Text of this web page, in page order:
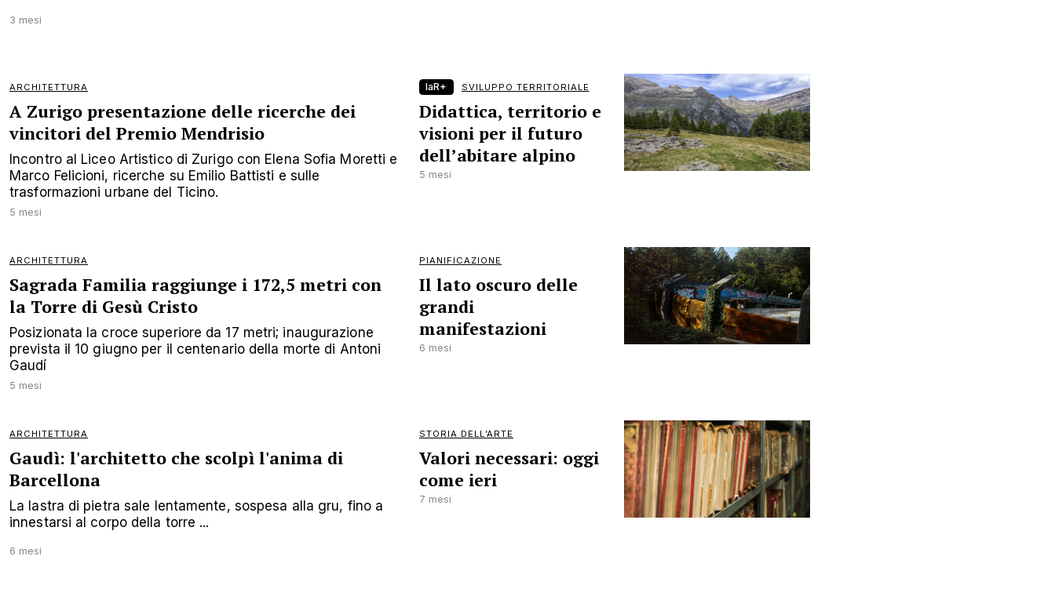
3 mesi
ARCHITETTURA
A Zurigo presentazione delle ricerche dei
vincitori del Premio Mendrisio
Incontro al Liceo Artistico di Zurigo con Elena Sofia Moretti e
Marco Felicioni, ricerche su Emilio Battisti e sulle
trasformazioni urbane del Ticino.
5 mesi
laR+ SVILUPPO TERRITORIALE
Didattica, territorio e
visioni per il futuro
dell’abitare alpino
5 mesi
ARCHITETTURA
Sagrada Familia raggiunge i 172,5 metri con
la Torre di Gesù Cristo
Posizionata la croce superiore da 17 metri; inaugurazione
prevista il 10 giugno per il centenario della morte di Antoni
Gaudí
5 mesi
PIANIFICAZIONE
Il lato oscuro delle
grandi
manifestazioni
6 mesi
ARCHITETTURA
Gaudì: l'architetto che scolpì l'anima di
Barcellona
La lastra di pietra sale lentamente, sospesa alla gru, fino a
innestarsi al corpo della torre ...
6 mesi
STORIA DELL’ARTE
Valori necessari: oggi
come ieri
7 mesi